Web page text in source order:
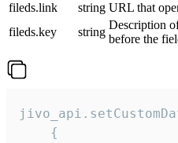
fileds.link
string URL that
fileds.key
string
Description
before the
    {